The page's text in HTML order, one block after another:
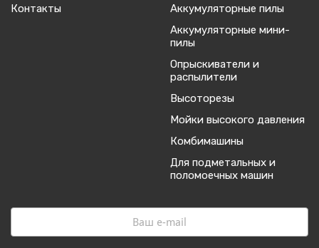
Контакты
Аккумуляторные пилы
Аккумуляторные мини-
пилы
Опрыскиватели и
распылители
Высоторезы
Мойки высокого давления
Комбимашины
Для подметальных и
поломоечных машин